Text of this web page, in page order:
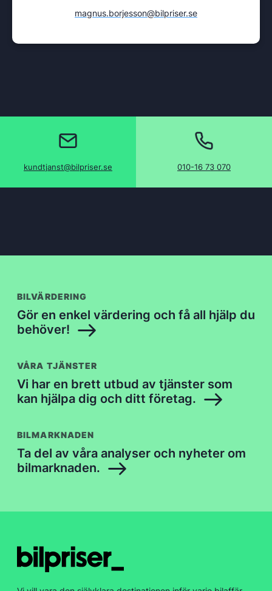
magnus.borjesson@bilpriser.se
kundtjanst@bilpriser.se 010-16 73 070
BILVÄRDERING
Gör en enkel värdering och få all hjälp du
behöver!
VÅRA TJÄNSTER
Vi har en brett utbud av tjänster som
kan hjälpa dig och ditt företag.
BILMARKNADEN
Ta del av våra analyser och nyheter om
bilmarknaden.